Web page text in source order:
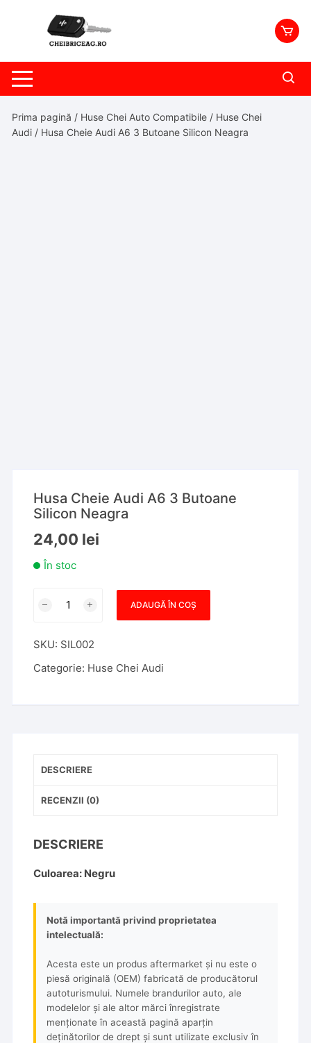
Prima pagină / Huse Chei Auto Compatibile / Huse Chei
Audi / Husa Cheie Audi A6 3 Butoane Silicon Neagra
Husa Cheie Audi A6 3 Butoane
Silicon Neagra
24,00 lei
În stoc
Audi
A6
ADAUGĂ ÎN COȘ
SKU: SIL002
Categorie: Huse Chei Audi
DESCRIERE
RECENZII (0)
DESCRIERE
Culoarea: Negru
Notă importantă privind proprietatea
intelectuală:
Acesta este un produs aftermarket și nu este o
piesă originală (OEM) fabricată de producătorul
autoturismului. Numele brandurilor auto, ale
modelelor și ale altor mărci înregistrate
menționate în această pagină aparțin
deținătorilor de drept și sunt utilizate exclusiv în